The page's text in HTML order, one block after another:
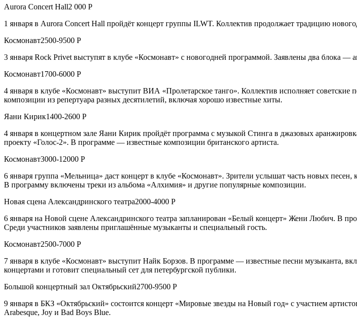
Aurora Concert Hall2 000 Р
1 января в Aurora Concert Hall пройдёт концерт группы ILWT. Коллектив продолжает традицию
Космонавт2500-9500 Р
3 января Rock Privet выступят в клубе «Космонавт» с новогодней программой. Заявлены два блока —
Космонавт1700-6000 Р
4 января в клубе «Космонавт» выступит ВИА «Пролетарское танго». Коллектив исполняет
композиции из репертуара разных десятилетий, включая хорошо известные хиты.
Яани Кирик1400-2600 Р
4 января в концертном зале Яани Кирик пройдёт программа с музыкой Стинга в джазовых
проекту «Голос-2». В программе — известные композиции британского артиста.
Космонавт3000-12000 Р
6 января группа «Мельница» даст концерт в клубе «Космонавт». Зрители услышат часть новых
В программу включены треки из альбома «Алхимия» и другие популярные композиции.
Новая сцена Александринского театра2000-4000 Р
6 января на Новой сцене Александринского театра запланирован «Белый концерт» Жени Любич. В
Среди участников заявлены приглашённые музыканты и специальный гость.
Космонавт2500-7000 Р
7 января в клубе «Космонавт» выступит Найк Борзов. В программе — известные песни музыканта,
концертами и готовит специальный сет для петербургской публики.
Большой концертный зал Октябрьский2700-9500 Р
9 января в БКЗ «Октябрьский» состоится концерт «Мировые звезды на Новый год» с участием
Arabesque, Joy и Bad Boys Blue.